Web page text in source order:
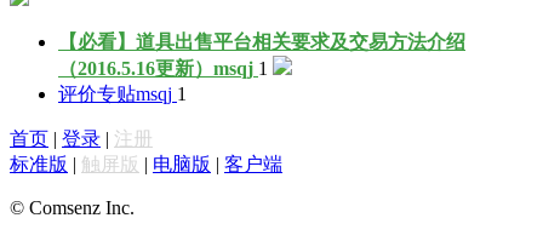
【必看】道具出售平台相关要求及交易方法介绍
（2016.5.16更新） msqj 1
评价专贴msqj 1
首页 | 登录 | 注册
标准版 | 触屏版 | 电脑版 | 客户端
© Comsenz Inc.